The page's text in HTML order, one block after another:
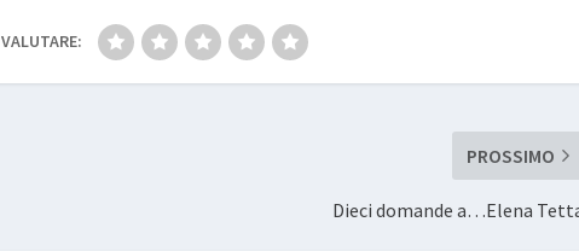
VALUTARE:
PROSSIMO
Dieci domande a…Elena